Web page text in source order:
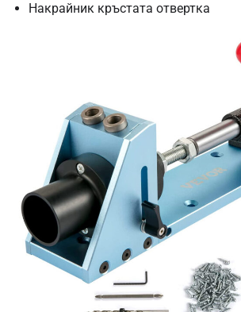
Накрайник кръстата отвертка